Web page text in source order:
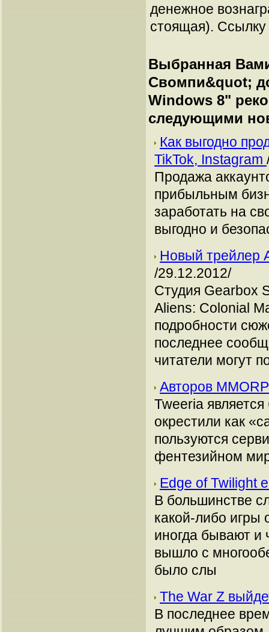
денежное
стоящая). Ссылку
Выбранная
Свомпи&quot;
Windows 8"
следующими
Как выгодно
TikTok, Instagram
Продажа
прибыльным
заработать на
выгодно и
Новый трейлер
/29.12.2012/
Студия Gearbox
Aliens: Colonial
подробности
последнее
читатели могут
Авторов
Tweeria
окрестили как
пользуются
фентезийном
Edge of Twilight
В большинстве
какой-либо игры
иногда бывают и
вышло с
было слы
The War Z
В последнее